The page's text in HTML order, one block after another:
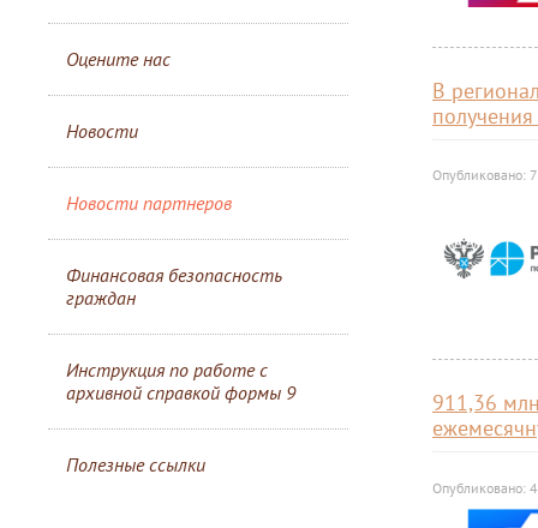
Оцените нас
Новости
Новости партнеров
Финансовая безопасность
граждан
Инструкция по работе с
архивной справкой формы 9
Полезные ссылки
В
Опубликовано:
911,36
Опубликовано: